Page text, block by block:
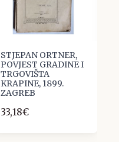
STJEPAN ORTNER,
POVJEST GRADINE I
TRGOVIŠTA
KRAPINE, 1899.
ZAGREB
33,18€